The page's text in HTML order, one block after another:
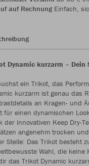
auf RechnungEinfach,
Dynamic kurzarm – Dein
ein Trikot, das
kurzarm ist genau das
an Kragen- und
für einen dynamischen
der innovativen Keep Dry-
angenehm trocken
Stelle: Das Trikot besteht
Wahl, die keine
das Trikot Dynamic